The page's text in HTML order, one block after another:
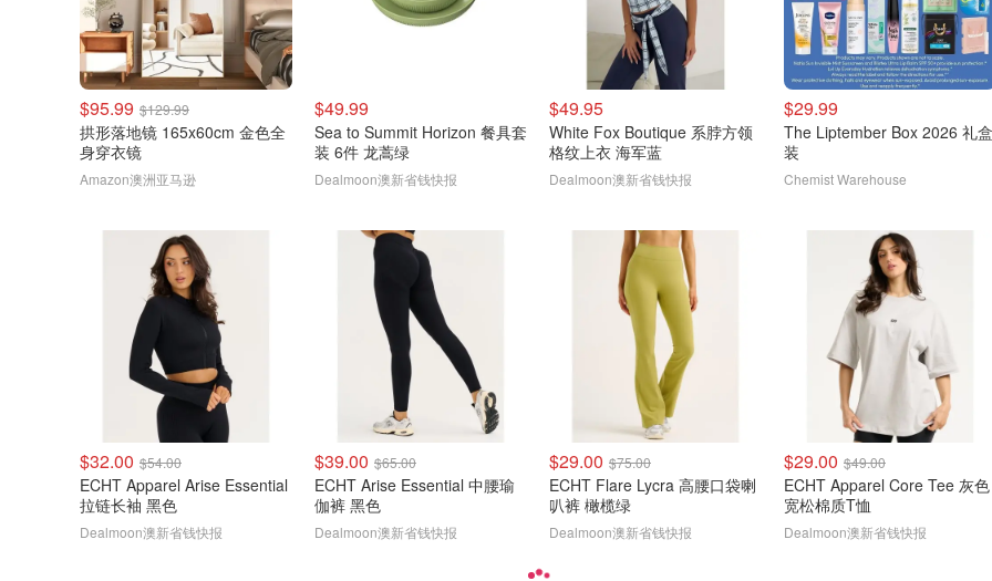
$95.99 $129.99
拱形落地镜 165x60cm 金色全
身穿衣镜
Amazon澳洲亚马逊
$49.99
Sea to Summit Horizon 餐具套
装 6件 龙蒿绿
Dealmoon澳新省钱快报
$49.95
White Fox Boutique 系脖方领
格纹上衣 海军蓝
Dealmoon澳新省钱快报
$29.99
The Liptember Box 2026 礼盒
装
Chemist Warehouse
$32.00 $54.00
ECHT Apparel Arise Essential
拉链长袖 黑色
Dealmoon澳新省钱快报
$39.00 $65.00
ECHT Arise Essential 中腰瑜
伽裤 黑色
Dealmoon澳新省钱快报
$29.00 $75.00
ECHT Flare Lycra 高腰口袋喇
叭裤 橄榄绿
Dealmoon澳新省钱快报
$29.00 $49.00
ECHT Apparel Core Tee 灰色
宽松棉质T恤
Dealmoon澳新省钱快报